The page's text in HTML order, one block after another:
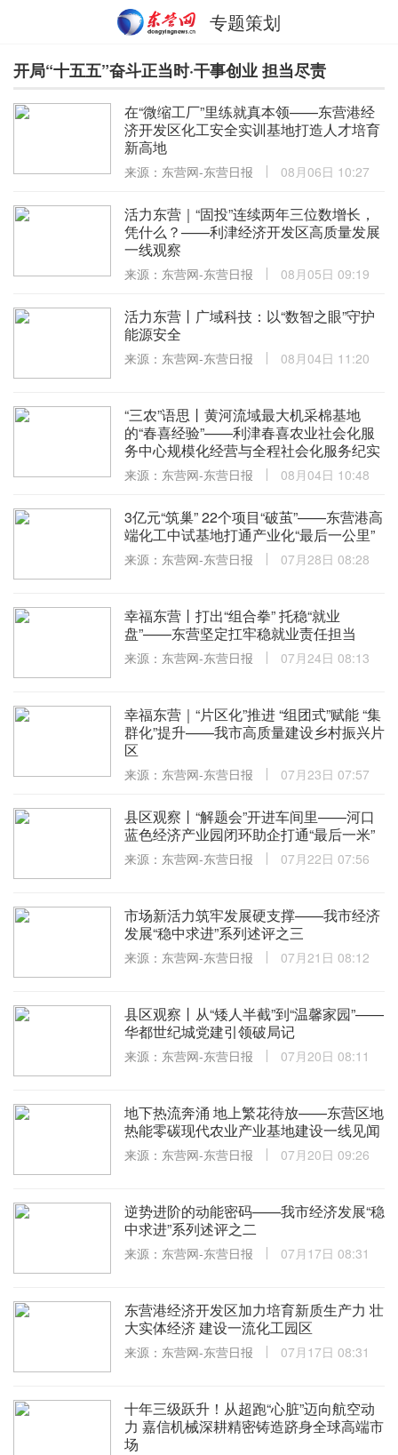
专题策划
开局“十五五”奋斗正当时·干事创业 担当尽责
在“微缩工厂”里练就真本领——东营港经
济开发区化工安全实训基地打造人才培育
新高地
来源：东营网-东营日报 08月06日 10:27
活力东营｜“固投”连续两年三位数增长，
凭什么？——利津经济开发区高质量发展
一线观察
来源：东营网-东营日报 08月05日 09:19
活力东营丨广域科技：以“数智之眼”守护
能源安全
来源：东营网-东营日报 08月04日 11:20
“三农”语思丨黄河流域最大机采棉基地
的“春喜经验”——利津春喜农业社会化服
务中心规模化经营与全程社会化服务纪实
来源：东营网-东营日报 08月04日 10:48
3亿元“筑巢” 22个项目“破茧”——东营港高
端化工中试基地打通产业化“最后一公里”
来源：东营网-东营日报 07月28日 08:28
幸福东营丨打出“组合拳” 托稳“就业
盘”——东营坚定扛牢稳就业责任担当
来源：东营网-东营日报 07月24日 08:13
幸福东营｜“片区化”推进 “组团式”赋能 “集
群化”提升——我市高质量建设乡村振兴片
区
来源：东营网-东营日报 07月23日 07:57
县区观察丨“解题会”开进车间里——河口
蓝色经济产业园闭环助企打通“最后一米”
来源：东营网-东营日报 07月22日 07:56
市场新活力筑牢发展硬支撑——我市经济
发展“稳中求进”系列述评之三
来源：东营网-东营日报 07月21日 08:12
县区观察丨从“矮人半截”到“温馨家园”——
华都世纪城党建引领破局记
来源：东营网-东营日报 07月20日 08:11
地下热流奔涌 地上繁花待放——东营区地
热能零碳现代农业产业基地建设一线见闻
来源：东营网-东营日报 07月20日 09:26
逆势进阶的动能密码——我市经济发展“稳
中求进”系列述评之二
来源：东营网-东营日报 07月17日 08:31
东营港经济开发区加力培育新质生产力 壮
大实体经济 建设一流化工园区
来源：东营网-东营日报 07月17日 08:31
十年三级跃升！从超跑“心脏”迈向航空动
力 嘉信机械深耕精密铸造跻身全球高端市
场